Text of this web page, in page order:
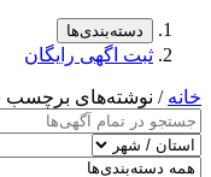
دسته‌بندی‌ها
ثبت اگهی رایگان
خانه / نوشته‌های برچسب